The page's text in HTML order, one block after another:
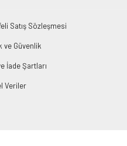
Satış Sözleşmesi
ve Güvenlik
İade Şartları
Veriler